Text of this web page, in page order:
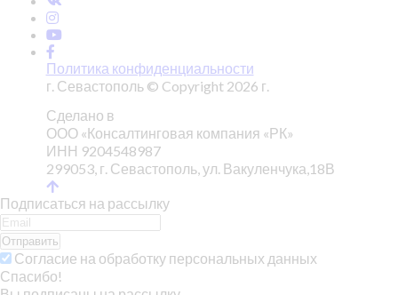
Политика конфиденциальности
г. Севастополь © Copyright 2026 г.
Сделано в
ООО «Консалтинговая компания «РК»
ИНН 9204548987
299053, г. Севастополь, ул. Вакуленчука,18В
Подписаться на рассылку
Отправить
Согласие на обработку персональных данных
Спасибо!